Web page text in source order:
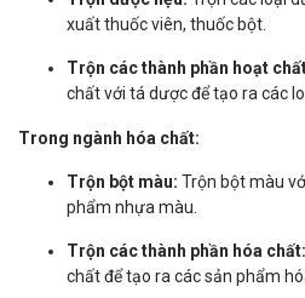
xuất thuốc viên, thuốc bột.
Trộn các thành phần hoạt
chất với tá dược để tạo ra các
Trong ngành hóa chất:
Trộn bột màu: Trộn bột màu
phẩm nhựa màu.
Trộn các thành phần hóa chất:
chất để tạo ra các sản phẩm